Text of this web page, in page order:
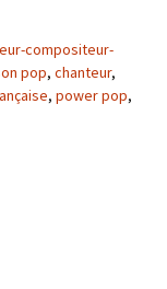
compositeur-
pop, chanteur,
, power pop,